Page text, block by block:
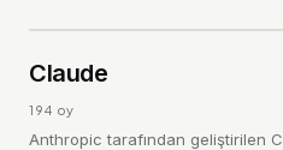
Cl
Claude
194 oy
Anthropic tarafından geliştirilen